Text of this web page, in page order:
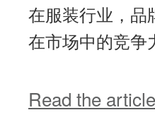
在服装行业，品
在市场中的竞争
Read the article